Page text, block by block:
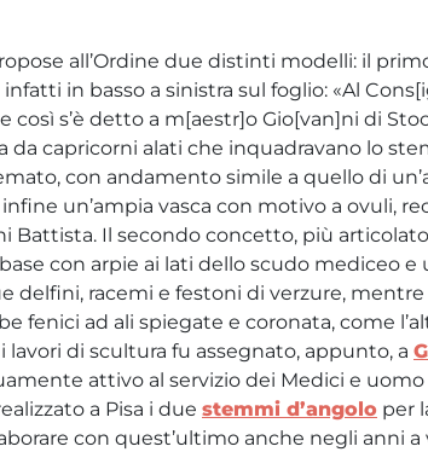
all’Ordine due distinti modelli: il
in basso a sinistra sul foglio: «Al
così s’è detto a m[aestr]o Gio[van]ni di
capricorni alati che inquadravano lo
con andamento simile a quello di
un’ampia vasca con motivo a ovuli,
Battista. Il secondo concetto, più
con arpie ai lati dello scudo mediceo
delfini, racemi e festoni di verzure, mentre
fenici ad ali spiegate e coronata, come
lavori di scultura fu assegnato, appunto, a
attivo al servizio dei Medici e
a Pisa i due stemmi d’angolo per
con quest’ultimo anche negli anni